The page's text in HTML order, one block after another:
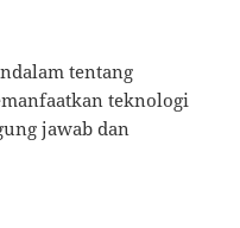
tentang
teknologi
jawab dan